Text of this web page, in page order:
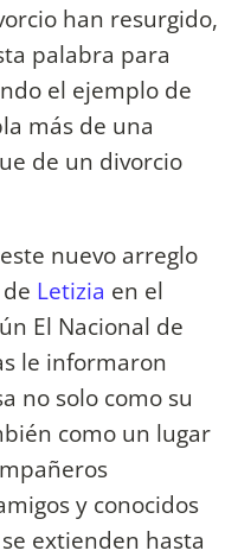
han resurgido,
palabra para
el ejemplo de
más de una
de un divorcio
nuevo arreglo
Letizia en el
El Nacional de
le informaron
no solo como su
como un lugar
y conocidos
extienden hasta